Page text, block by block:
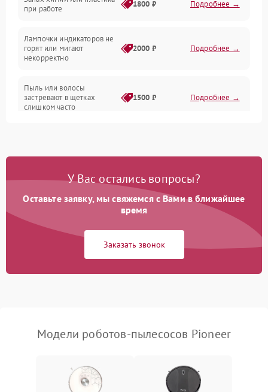
Батарея
Программные сбои
при работе
1800 ₽ Подробнее →
Лампочки индикаторов не
горят или мигают
некорректно
2000 ₽ Подробнее →
Пыль или волосы
застревают в щетках
слишком часто
1500 ₽ Подробнее →
У Вас остались вопросы?
Оставьте заявку, мы свяжемся с Вами в ближайшее
время
Заказать звонок
Модели роботов-пылесосов Pioneer